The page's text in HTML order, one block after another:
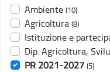
Ambiente (10)
Agricoltura (8)
Istituzione e
Dip. Agricoltura,
PR 2021-2027 (5)